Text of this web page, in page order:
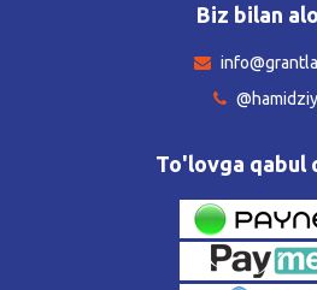
Biz bilan
To'lovga qabul